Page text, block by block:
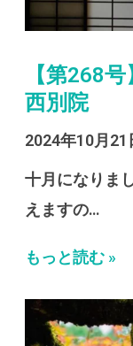
【第268
西別院
2024年10月21
十月になりま
えますの…
もっと読む »